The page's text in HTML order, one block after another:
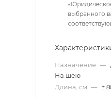
выбранного
Назначение —
На шею
Длина, см — ±